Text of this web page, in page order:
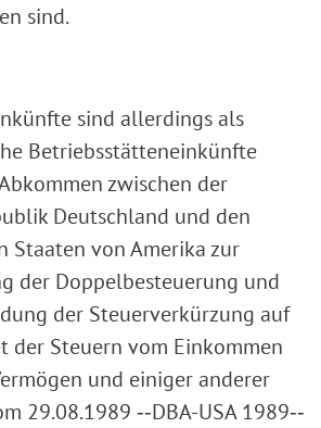
sind.
sind allerdings als
Betriebsstätteneinkünfte
zwischen der
Deutschland und den
Staaten von Amerika zur
der Doppelbesteuerung und
der Steuerverkürzung auf
der Steuern vom Einkommen
und einiger anderer
29.08.1989 ‑‑DBA-USA 1989‑‑